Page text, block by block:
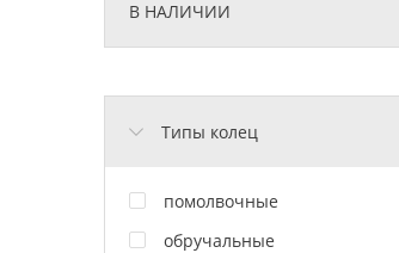
В НАЛИЧИИ
Типы колец
помолвочные
обручальные